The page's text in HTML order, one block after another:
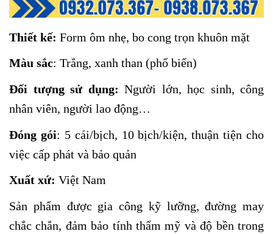
Thiết kế: Form ôm nhẹ, bo cong trọn khuôn mặt
Màu sắc: Trắng, xanh than (phổ biến)
Đối tượng sử dụng: Người lớn, học sinh, công
nhân viên, người lao động…
Đóng gói: 5 cái/bịch, 10 bịch/kiện, thuận tiện cho
việc cấp phát và bảo quản
Xuất xứ: Việt Nam
Sản phẩm được gia công kỹ lưỡng, đường may
chắc chắn, đảm bảo tính thẩm mỹ và độ bền trong